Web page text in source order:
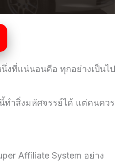
งที่แน่นอนคือ ทุกอย่างเป็นไป
ทำสิ่งมหัศจรรย์ได้ แต่คนควร
Affiliate System อย่าง